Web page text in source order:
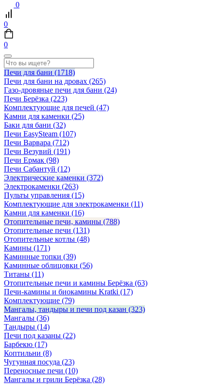
0
0
0
Печи для бани (1718)
Печи для бани на дровах (265)
Газо-дровяные печи для бани (24)
Печи Берёзка (223)
Комплектующие для печей (47)
Камни для каменки (25)
Баки для бани (32)
Печи EasySteam (107)
Печи Варвара (712)
Печи Везувий (191)
Печи Ермак (98)
Печи Сабантуй (12)
Электрические каменки (372)
Электрокаменки (263)
Пульты управления (15)
Комплектующие для электрокаменки (11)
Камни для каменки (16)
Отопительные печи, камины (788)
Отопительные печи (131)
Отопительные котлы (48)
Камины (171)
Каминные топки (39)
Каминные облицовки (56)
Титаны (11)
Отопительные печи и камины Берёзка (63)
Печи-камины и биокамины Kratki (17)
Комплектующие (79)
Мангалы, тандыры и печи под казан (323)
Мангалы (36)
Тандыры (14)
Печи под казаны (22)
Барбекю (17)
Коптильни (8)
Чугунная посуда (23)
Переносные печи (10)
Мангалы и грили Берёзка (28)